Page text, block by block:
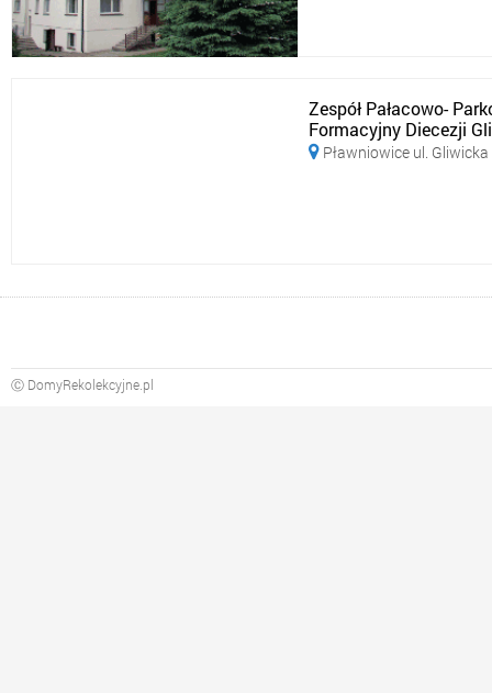
Zespół Pałacowo-
Formacyjny Diecezji
 Pławniowice ul.
Ⓒ DomyRekolekcyjne.pl